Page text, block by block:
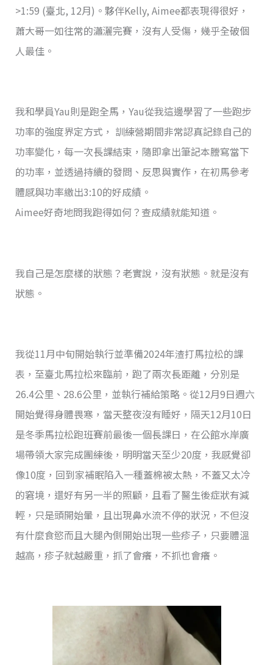
>1:59 (臺北, 12月)。夥伴Kelly, Aimee都表現得很好，
蕭大哥一如往常的瀟灑完賽，沒有人受傷，幾乎全破個
人最佳。
我和學員Yau則是跑全馬，Yau從我這邊學習了一些跑步
功率的強度界定方式， 訓練營期間非常認真記錄自己的
功率變化，每一次長課結束，隨即拿出筆記本謄寫當下
的功率，並透過持續的發問、反思與實作，在初馬參考
體感與功率繳出3:10的好成績。
Aimee好奇地問我跑得如何？查成績就能知道。
我自己是怎麼樣的狀態？老實說，沒有狀態。就是沒有
狀態。
我從11月中旬開始執行並準備2024年渣打馬拉松的課
表，至臺北馬拉松來臨前，跑了兩次長距離，分別是
26.4公里、28.6公里，並執行補給策略。從12月9日週六
開始覺得身體畏寒，當天整夜沒有睡好，隔天12月10日
是冬季馬拉松跑班賽前最後一個長課日，在公館水岸廣
場帶領大家完成團練後，明明當天至少20度，我感覺卻
像10度，回到家補眠陷入一種蓋棉被太熱，不蓋又太冷
的窘境，還好有另一半的照顧，且看了醫生後症狀有減
輕，只是頭開始暈，且出現鼻水流不停的狀況，不但沒
有什麼食慾而且大腿內側開始出現一些疹子，只要體溫
越高，疹子就越嚴重，抓了會癢，不抓也會癢。